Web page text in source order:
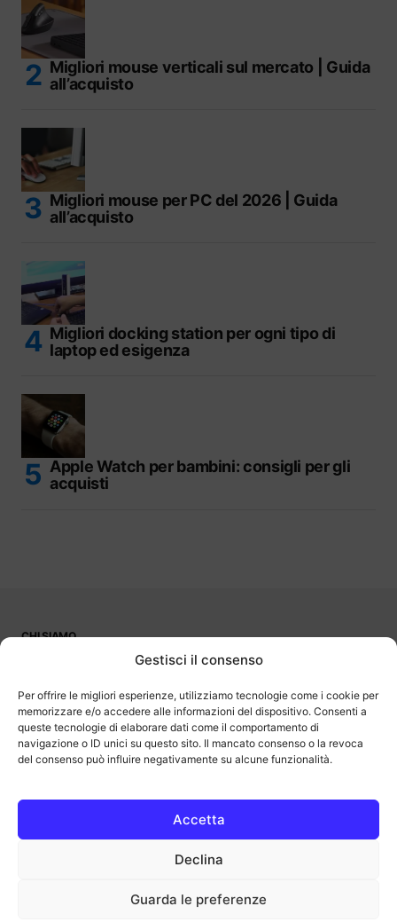
Gestisci il consenso
Per offrire le migliori esperienze, utilizziamo tecnologie come i cookie per
memorizzare e/o accedere alle informazioni del dispositivo. Consenti a
queste tecnologie di elaborare dati come il comportamento di
navigazione o ID unici su questo sito. Il mancato consenso o la revoca
del consenso può influire negativamente su alcune funzionalità.
Accetta
Declina
Guarda le preferenze
Migliori mouse verticali sul mercato | Guida
all’acquisto
Migliori mouse per PC del 2026 | Guida
all’acquisto
Migliori docking station per ogni tipo di
laptop ed esigenza
Apple Watch per bambini: consigli per gli
acquisti
CHI SIAMO
OutOfBit
programma di affiliazione che consente ai siti di percepire una
commissione pubblicitaria pubblicizzando e fornendo link al sito
Amazon.it. Amazon e il logo Amazon sono marchi registrati di
Amazon.com, Inc. o delle sue affiliate.
COPYRIGHT © 2013-2025 OUTOFBIT P.IVA 04140830243, TUTTI I
outofbit.it@gmail.com | outofbit@pec.it
Note legali